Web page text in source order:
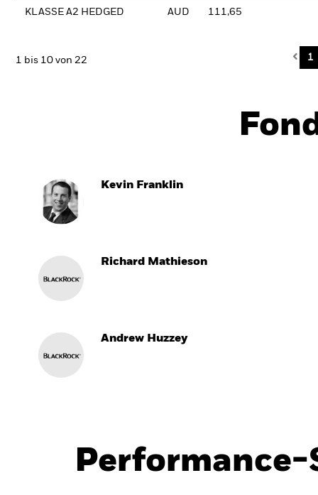
KLASSE A2 HEDGED AUD 111,65
1 bis 10 von 22 1
Kevin Franklin
Richard Mathieson
Andrew Huzzey
Performance-